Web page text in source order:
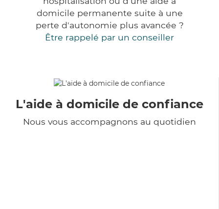
domicile permanente suite à une
perte d'autonomie plus avancée ?
Être rappelé par un conseiller
L'aide à domicile de confiance
Nous vous accompagnons au quotidien